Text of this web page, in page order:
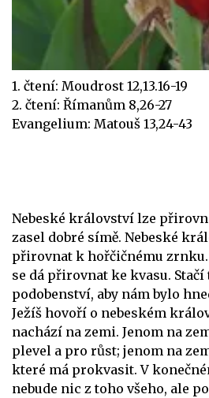
1. čtení: Moudrost 12,13.16-19
2. čtení: Římanům 8,26-27
Evangelium: Matouš 13,24-43
Nebeské království lze
zasel dobré símě. Nebeské
přirovnat k hořčičnému
se dá přirovnat ke kvasu.
podobenství, aby nám bylo
Ježíš hovoří o nebeském
nachází na zemi. Jenom na
plevel a pro růst; jenom na
které má prokvasit. V
nebude nic z toho všeho, ale